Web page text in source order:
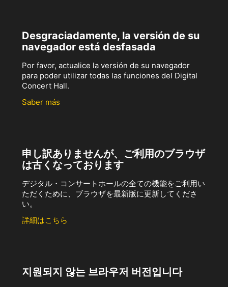
Desgraciadamente, la versión de su
navegador está desfasada
Por favor, actualice la versión de su navegador
para poder utilizar todas las funciones del Digital
Concert Hall.
Saber más
申し訳ありませんが、ご利用のブラウザ
は古くなっております
デジタル・コンサートホールの全ての機能をご利用い
ただくために、ブラウザを最新版に更新してくださ
い。
詳細はこちら
지원되지 않는 브라우저 버전입니다